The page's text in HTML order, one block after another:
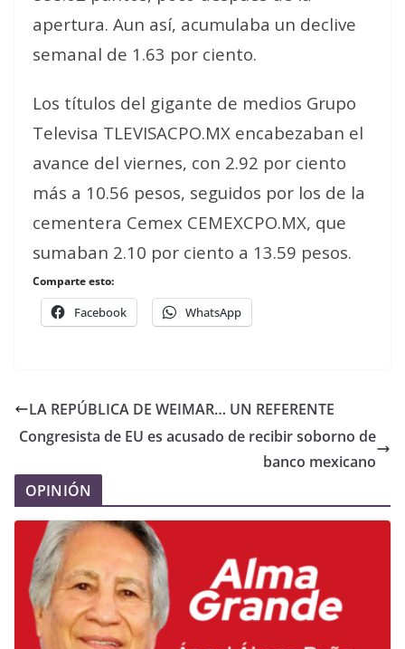
apertura. Aun así, acumulaba un declive
semanal de 1.63 por ciento.
Los títulos del gigante de medios Grupo
Televisa TLEVISACPO.MX encabezaban el
avance del viernes, con 2.92 por ciento
más a 10.56 pesos, seguidos por los de la
cementera Cemex CEMEXCPO.MX, que
sumaban 2.10 por ciento a 13.59 pesos.
Comparte esto:
Facebook WhatsApp
LA REPÚBLICA DE WEIMAR… UN REFERENTE
Congresista de EU es acusado de recibir soborno de
banco mexicano
OPINIÓN